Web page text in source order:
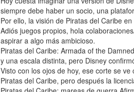
siempre debe haber un socio, una
Por ello, la visión de Piratas del Caribe
Adiós juegos propios, hola
aspirar a algo más ambicioso.
Piratas del Caribe: Armada of the
y una escala distinta, pero Disney
Visto con los ojos de hoy, ese corte se
Piratas del Caribe, pero después la